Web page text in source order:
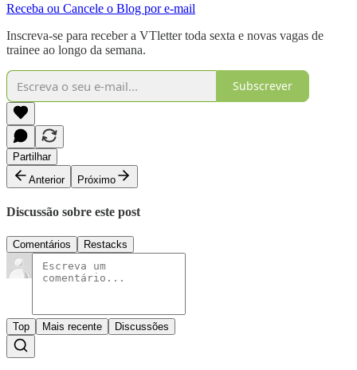
Receba ou Cancele o Blog por e-mail
Inscreva-se para receber a VTletter toda sexta e novas vagas de
trainee ao longo da semana.
Subscrever
Partilhar
Anterior
Próximo
Discussão sobre este post
Comentários Restacks
Top Mais recente Discussões